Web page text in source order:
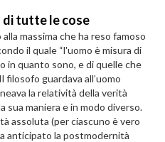
di tutte le cose
massima che ha reso famoso
il quale “l'uomo è misura di
in quanto sono, e di quelle che
filosofo guardava all’uomo
la relatività della verità
sua maniera e in modo diverso.
assoluta (per ciascuno è vero
anticipato la postmodernità